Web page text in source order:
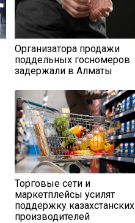
Организатора продажи
поддельных госномеров
задержали в Алматы
Торговые сети и
маркетплейсы усилят
поддержку казахстанских
производителей